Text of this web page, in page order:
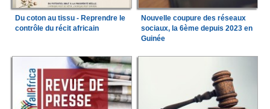
Du coton au tissu - Reprendre le
contrôle du récit africain
Nouvelle coupure des réseaux
sociaux, la 6ème depuis 2023 en
Guinée